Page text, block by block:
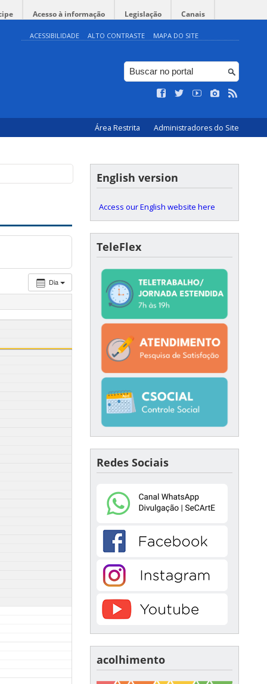
Acesso à informação Legislação Canais
ACESSIBILIDADE ALTO CONTRASTE MAPA DO SITE
Área Restrita Administradores do Site
Dia
English version
Access our English website here
TeleFlex
Redes Sociais
acolhimento